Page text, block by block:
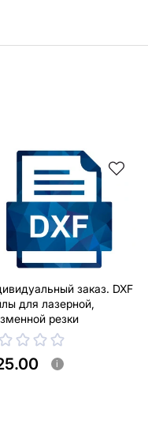
заказ. DXF
для лазерной,
резки
i